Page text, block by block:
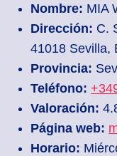
Nombre: MIA
Dirección: C.
41018 Sevilla,
Provincia:
Teléfono:
Valoración:
Página web:
Horario: